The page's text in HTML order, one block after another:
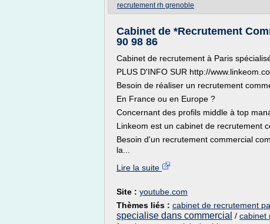
recrutement rh grenoble
Cabinet de *Recrutement
90 98 86
Cabinet de recrutement à Paris
PLUS D'INFO SUR http://
Besoin de réaliser un recrutement
En France ou en Europe ?
Concernant des profils middle à top
Linkeom est un cabinet de recrutement
Besoin d'un recrutement commercial
la...
Lire la suite
Site : youtube.com
Thèmes liés : cabinet de recrutement
specialise dans commercial / cabinet